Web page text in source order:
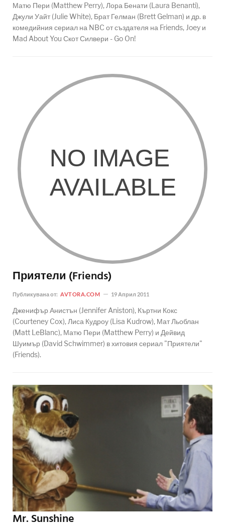
Матю Пери (Matthew Perry), Лора Бенати (Laura Benanti),
Джули Уайт (Julie White), Брат Гелман (Brett Gelman) и др. в
комедийния сериал на NBC от създателя на Friends, Joey и
Mad About You Скот Силвери - Go On!
Приятели (Friends)
Публикувана от: AVTORA.COM 19 Април 2011
Дженифър Анистън (Jennifer Aniston), Къртни Кокс
(Courteney Cox), Лиса Кудроу (Lisa Kudrow), Мат Льоблан
(Matt LeBlanc), Матю Пери (Matthew Perry) и Дейвид
Шуимър (David Schwimmer) в хитовия сериал "Приятели"
(Friends).
Mr. Sunshine